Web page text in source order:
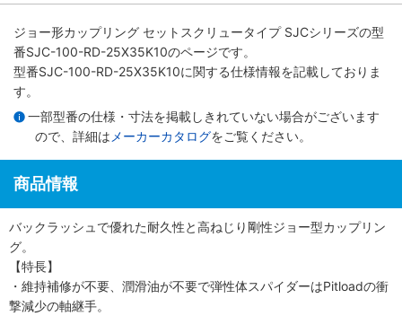
ジョー形カップリング セットスクリュータイプ SJCシリーズの型
番SJC-100-RD-25X35K10のページです。
型番SJC-100-RD-25X35K10に関する仕様情報を記載しておりま
す。
一部型番の仕様・寸法を掲載しきれていない場合がございます
ので、詳細は メーカーカタログをご覧ください。
商品情報
バックラッシュで優れた耐久性と高ねじり剛性ジョー型カップリン
グ。
【特長】
・維持補修が不要、潤滑油が不要で弾性体スパイダーはPitloadの衝
撃減少の軸継手。